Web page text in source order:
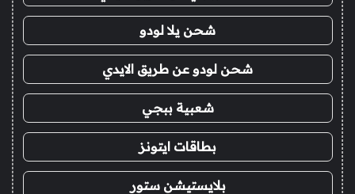
شحن يلا لودو
شحن لودو عن طريق الايدي
شعبية ببجي
بطاقات ايتونز
بلايستيشن ستور